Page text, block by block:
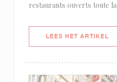
restaurants ouverts toute
LEES HET ARTIKEL